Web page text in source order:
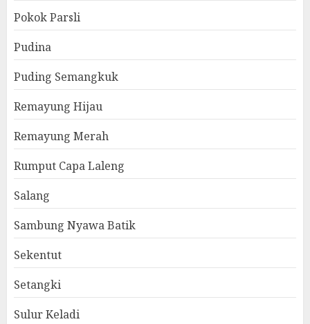
Pokok Parsli
Pudina
Puding Semangkuk
Remayung Hijau
Remayung Merah
Rumput Capa Laleng
Salang
Sambung Nyawa Batik
Sekentut
Setangki
Sulur Keladi